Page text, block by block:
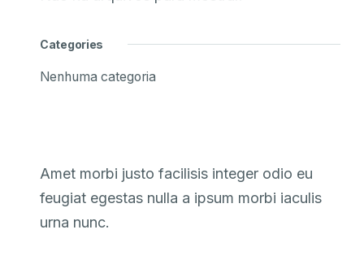
Categories
Nenhuma categoria
Amet morbi justo facilisis integer odio eu
feugiat egestas nulla a ipsum morbi iaculis
urna nunc.